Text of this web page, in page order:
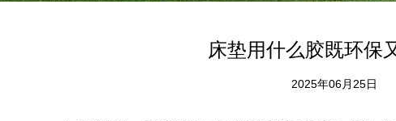
床垫用什么胶既环保
2025年06月25日